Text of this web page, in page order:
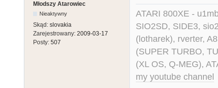
Młodszy Atarowiec
Nieaktywny
Skąd: slovakia
Zarejestrowany: 2009-03-17
Posty: 507
ATARI 800XE -
SIO2SD, SIDE3,
(lotharek), rverter,
(SUPER TURBO,
(XL OS, Q-MEG),
my youtube channel